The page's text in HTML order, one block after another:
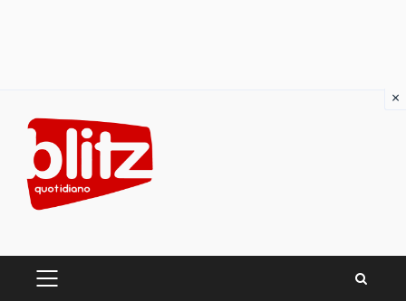
content
PRIMARY
×